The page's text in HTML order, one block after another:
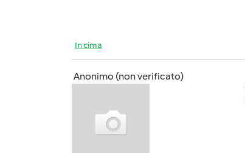
In cima
Anonimo (non verificato)